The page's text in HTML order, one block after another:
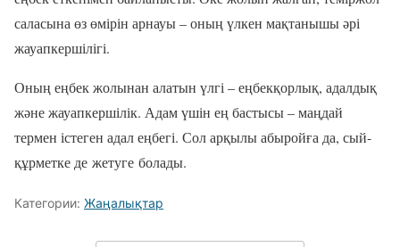
саласына өз өмірін арнауы – оның үлкен мақтанышы әрі
жауапкершілігі.
Оның еңбек жолынан алатын үлгі – еңбекқорлық, адалдық
және жауапкершілік. Адам үшін ең бастысы – маңдай
термен істеген адал еңбегі. Сол арқылы абыройға да, сый-
құрметке де жетуге болады.
Категории: Жаңалықтар